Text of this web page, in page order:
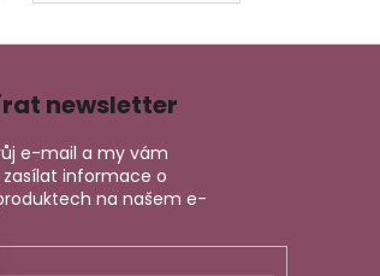
newsletter
e-mail a my vám
informace o
na našem e-